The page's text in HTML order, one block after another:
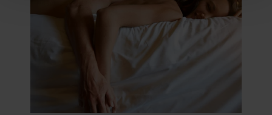
personaliseren, om functies voor social media te bieden
en om ons websiteverkeer te analyseren. Ook delen we
informatie over uw gebruik van onze site met onze
partners voor social media, adverteren en analyse. Deze
partners kunnen deze gegevens combineren met andere
verzameld op basis van uw gebruik van hun services. U
gaat akkoord met onze cookies als u onze website blijft